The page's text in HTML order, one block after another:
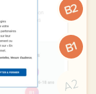
B2
B1
A2